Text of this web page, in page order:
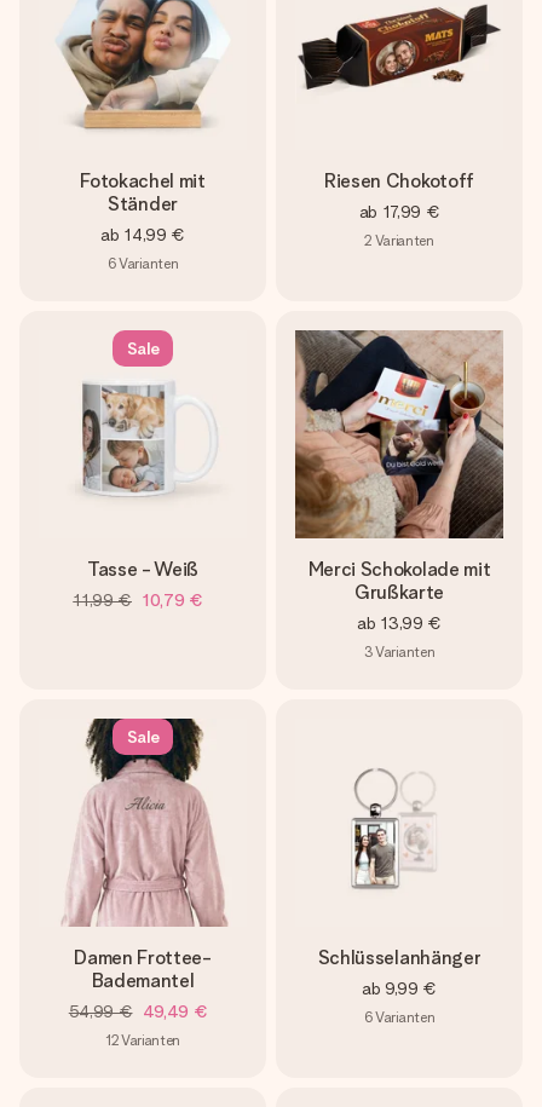
Fotokachel mit
Ständer
ab 14,99 €
6Varianten
Riesen Chokotoff
ab 17,99 €
2 Varianten
Sale
Tasse - Weiß
11,99 € 10,79 €
Merci Schokolade mit
Grußkarte
ab 13,99 €
3Varianten
Sale
Damen Frottee-
Bademantel
54,99 € 49,49 €
12Varianten
Schlüsselanhänger
ab 9,99 €
6Varianten